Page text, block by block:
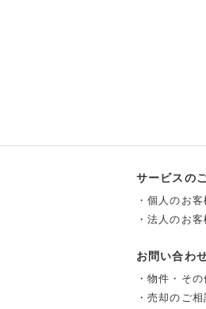
サービスの
・個人のお
・法人のお
お問い合わ
・物件・そ
・売却のご